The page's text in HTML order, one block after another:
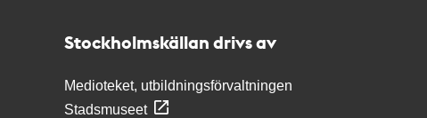
Stockholmskällan drivs av
Medioteket, utbildningsförvaltningen
Stadsmuseet